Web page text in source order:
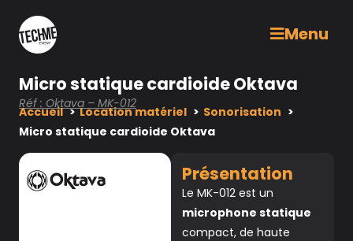
Menu
Micro statique cardioide Oktava
Réf : Oktava – MK-012
Accueil Location matériel
Sonorisation
Micro statique cardioide Oktava
Présentation
Le MK-012 est un
microphone statique
compact, de haute